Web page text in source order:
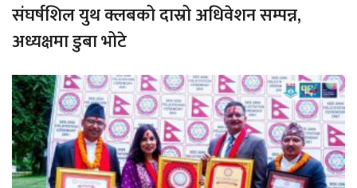
संघर्षशिल युथ क्लबको दास्रो अधिवेशन सम्पन्न,
अध्यक्षमा डुबा भोटे